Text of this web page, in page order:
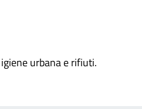
urbana e rifiuti.